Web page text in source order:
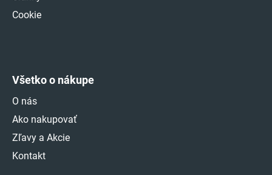
Cookie
Všetko o nákupe
O nás
Ako nakupovať
Zľavy a Akcie
Kontakt